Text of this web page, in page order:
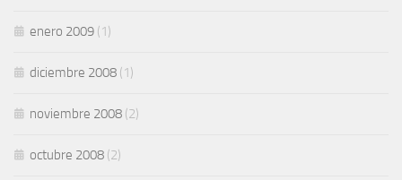
enero 2009 (1)
diciembre 2008 (1)
noviembre 2008 (2)
octubre 2008 (2)